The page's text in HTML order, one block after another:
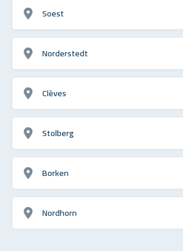
Soest
Norderstedt
Clèves
Stolberg
Borken
Nordhorn